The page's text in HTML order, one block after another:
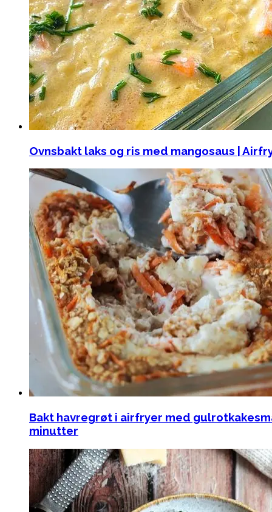
Ovnsbakt laks og ris med mangosaus |
Bakt havregrøt i airfryer med
minutter